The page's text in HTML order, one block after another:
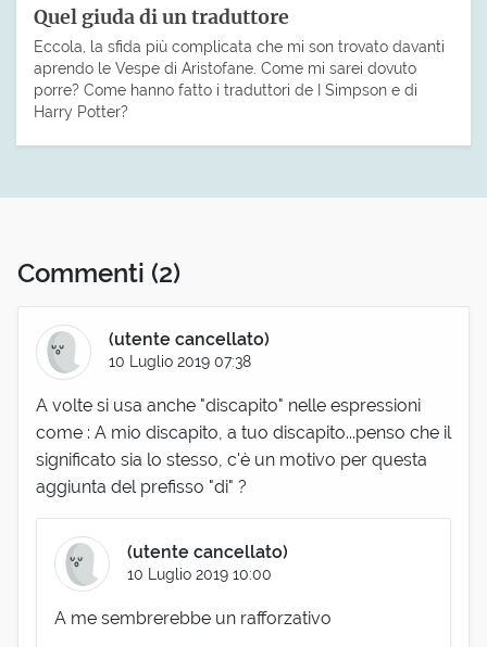
Quel giuda di un traduttore
Eccola, la sfida più complicata che mi son trovato davanti
aprendo le Vespe di Aristofane. Come mi sarei dovuto
porre? Come hanno fatto i traduttori de I Simpson e di
Harry Potter?
Commenti (2)
(utente cancellato)
10 Luglio 2019 07:38
A volte si usa anche "discapito" nelle espressioni
come : A mio discapito, a tuo discapito...penso che il
significato sia lo stesso, c'è un motivo per questa
aggiunta del prefisso "di" ?
(utente cancellato)
10 Luglio 2019 10:00
A me sembrerebbe un rafforzativo